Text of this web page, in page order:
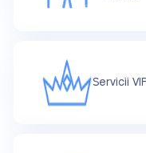
Servicii